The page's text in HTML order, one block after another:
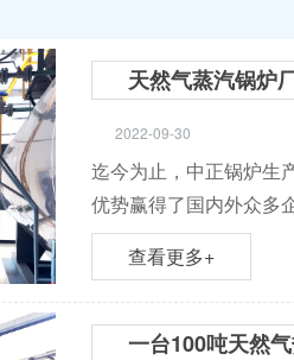
天然气蒸汽锅炉
2022-09-30
迄今为止，中正锅炉生
优势赢得了国内外众多
查看更多+
一台100吨天然